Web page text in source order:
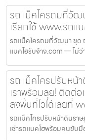
รถแม็คโครถมที่วัฒ
เรียกใช้ www.รถแ
รถแม็คโครถมที่วัฒนา ขุด
แบคโฮรับจ้าง.com — ไม่ว่
รถแม็คโครปรับหน้
เราพร้อมลุย! ติดต่
ลงพื้นที่ไวได้เลยที่
รถแม็คโครปรับหน้าดินรา
เช่ารถแบคโฮพร้อมคนขับ